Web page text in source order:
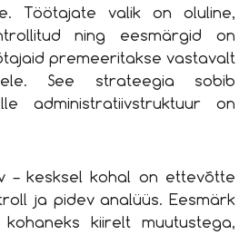
Töötajate valik on oluline,
ning eesmärgid on
premeeritakse vastavalt
See strateegia sobib
administratiivstruktuur on
– kesksel kohal on ettevõtte
ja pidev analüüs. Eesmärk
kiirelt muutustega,